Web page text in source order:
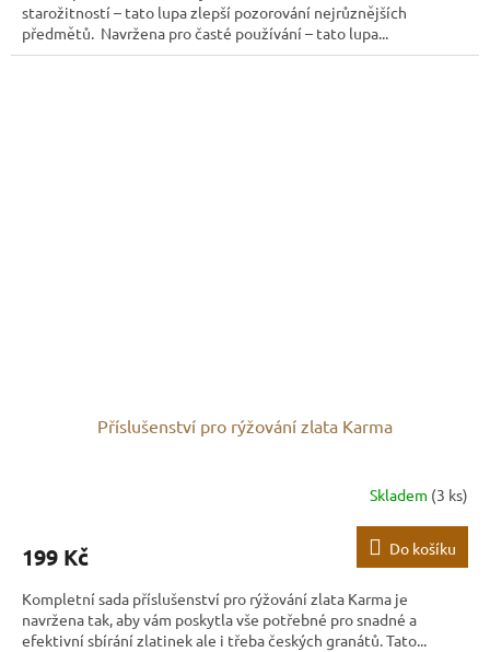
starožitností – tato lupa zlepší pozorování nejrůznějších
předmětů. Navržena pro časté používání – tato lupa...
Příslušenství pro rýžování zlata Karma
Skladem (3 ks)
199 Kč Do košíku
Kompletní sada příslušenství pro rýžování zlata Karma je
navržena tak, aby vám poskytla vše potřebné pro snadné a
efektivní sbírání zlatinek ale i třeba českých granátů. Tato...